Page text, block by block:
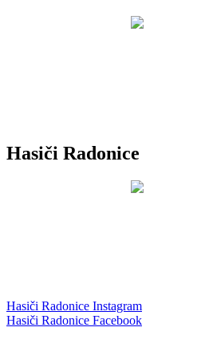
Hasiči Radonice
Hasiči Radonice Instagram
Hasiči Radonice Facebook